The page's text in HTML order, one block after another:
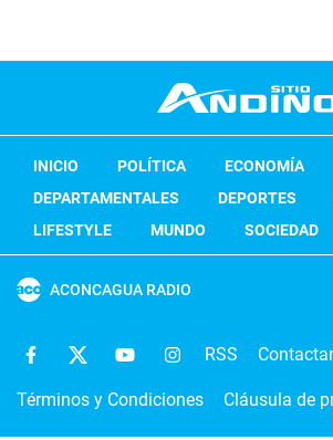
INICIO POLÍTICA ECONOMÍA
DEPARTAMENTALES
DEPORTES
LIFESTYLE
MUNDO SOCIEDAD
ACONCAGUA RADIO
RSS
Términos y Condiciones Cláusula de